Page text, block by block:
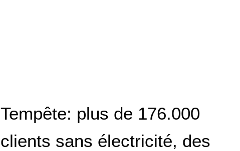
Tempête: plus de 176.000
clients sans électricité, des